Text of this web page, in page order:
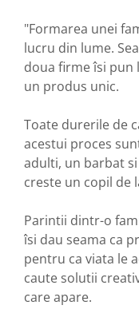
"Formarea unei
lucru din lume.
doua firme îsi pun
un produs unic.
Toate durerile de
acestui proces
adulti, un barbat
creste un copil de
Parintii dintr-o
îsi dau seama ca
pentru ca viata le
caute solutii
care apare.